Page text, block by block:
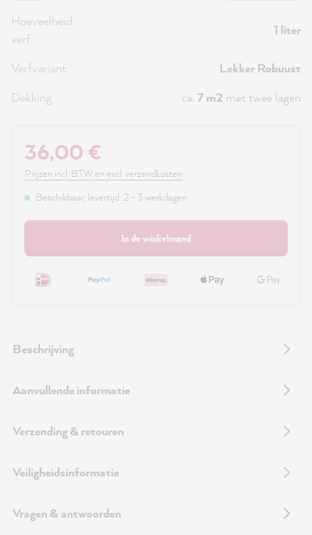
Hoeveelheid
verf
1 liter
Verfvariant
Lekker Robuust
Dekking
ca. 7 m2 met twee lagen
36,00 €
Prijzen incl. BTW en excl. verzendkosten
Beschikbaar, levertijd: 2 - 3 werkdagen
In de winkelmand
Beschrijving
Aanvullende informatie
Verzending & retouren
Veiligheidsinformatie
Vragen & antwoorden